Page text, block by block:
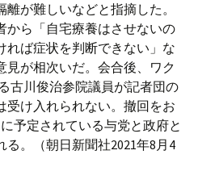
が難しいなどと指摘した。
から「自宅療養はさせないの
れば症状を判断できない」な
見が相次いだ。会合後、ワク
古川俊治参院議員が記者団の
受け入れられない。撤回をお
予定されている与党と政府と
。（朝日新聞社2021年8月4